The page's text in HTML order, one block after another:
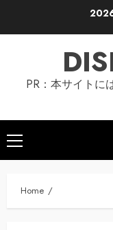
PR：本サイトに
Primary
Menu
Home